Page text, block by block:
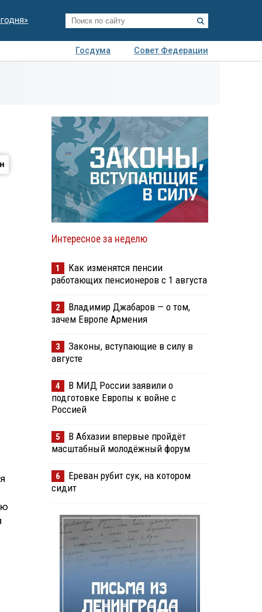
Госдума
Совет Федерации
Интересное за неделю
1
Как изменятся пенсии
работающих пенсионеров с 1 августа
2
Владимир Джабаров — о том,
зачем Европе Армения
3
Законы, вступающие в силу в
августе
4
В МИД России заявили о
подготовке Европы к войне с
Россией
5
В Абхазии впервые пройдёт
масштабный молодёжный форум
6
Ереван рубит сук, на котором
сидит